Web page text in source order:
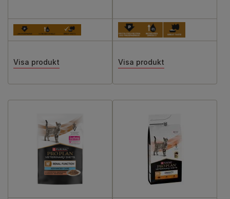
Visa produkt Visa produkt